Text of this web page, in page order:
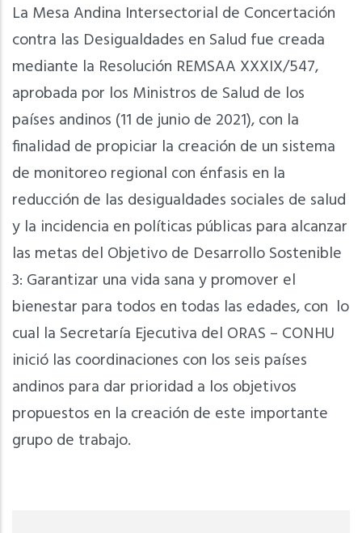
La Mesa Andina Intersectorial de Concertación
contra las Desigualdades en Salud fue creada
mediante la Resolución REMSAA XXXIX/547,
aprobada por los Ministros de Salud de los
países andinos (11 de junio de 2021), con la
finalidad de propiciar la creación de un sistema
de monitoreo regional con énfasis en la
reducción de las desigualdades sociales de salud
y la incidencia en políticas públicas para alcanzar
las metas del Objetivo de Desarrollo Sostenible
3: Garantizar una vida sana y promover el
bienestar para todos en todas las edades, con lo
cual la Secretaría Ejecutiva del ORAS – CONHU
inició las coordinaciones con los seis países
andinos para dar prioridad a los objetivos
propuestos en la creación de este importante
grupo de trabajo.